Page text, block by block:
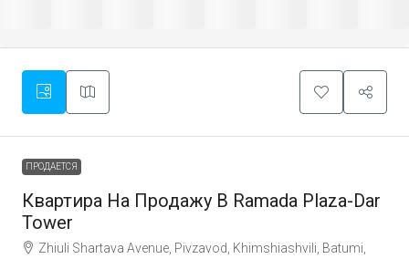
ПРОДАЕТСЯ
Квартира На Продажу В Ramada Plaza-Dar
Tower
Zhiuli Shartava Avenue, Pivzavod, Khimshiashvili, Batumi,